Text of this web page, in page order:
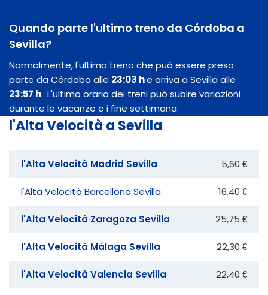
Quando parte l'ultimo treno da Córdoba a
Sevilla?
Normalmente, l'ultimo treno che può essere preso
parte da Córdoba alle 23:03 he arriva a Sevilla alle
23:57 h. L'ultimo orario dei treni può subire variazioni
durante le vacanze o i fine settimana.
l'Alta Velocità a Sevilla
l'Alta Velocità Madrid Sevilla 5,60 €
l'Alta Velocità Barcellona Sevilla 16,40 €
l'Alta Velocità Zaragoza Sevilla 25,75 €
l'Alta Velocità Málaga Sevilla 22,30 €
l'Alta Velocità Valencia Sevilla 22,40 €